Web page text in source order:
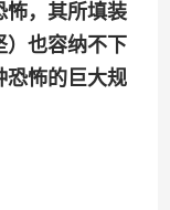
怖，其所填装
）也容纳不下
恐怖的巨大规